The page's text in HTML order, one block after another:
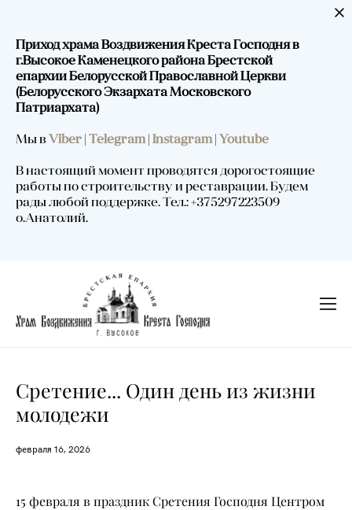
Приход храма Воздвижения Креста Господня в
г.Высокое Каменецкого района Брестской
епархии Белорусской Православной Церкви
(Белорусского Экзархата Московского
Патриархата)
Мы в Viber | Telegram| Instagram| Youtube
В настоящий момент проводятся дорогостоящие
работы по строительству и реставрации. Будем
рады любой поддержке. Тел.: +375297223509
о.Анатолий.
Сретение... Один день из жизни
молодежи
февраля 16, 2026
15 февраля в праздник Сретения Господня Центром